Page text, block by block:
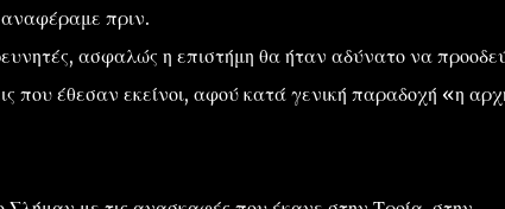
πριν.
ασφαλώς η επιστήμη θα ήταν αδύνατο να
που έθεσαν εκείνοι, αφού κατά γενική παραδοχή «η